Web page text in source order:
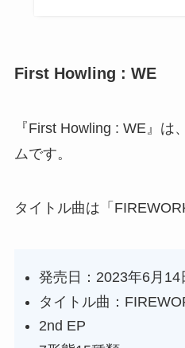
First Howling : WE
『First Howling : WE』は
ムです。
タイトル曲は「
発売日：2023年6月14
タイトル曲：
2nd EP